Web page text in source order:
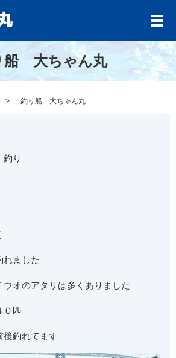
メ
船 大ちゃん丸
釣り船 大ちゃん丸
り
れました
ウオのアタリは多くありました
匹
後釣れてます